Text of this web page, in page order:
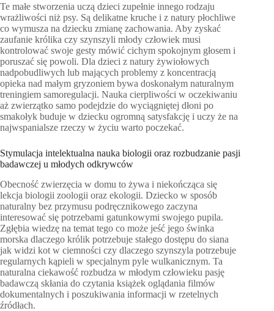
Te małe stworzenia uczą dzieci zupełnie innego rodzaju
wrażliwości niż psy. Są delikatne kruche i z natury płochliwe
co wymusza na dziecku zmianę zachowania. Aby zyskać
zaufanie królika czy szynszyli młody człowiek musi
kontrolować swoje gesty mówić cichym spokojnym głosem i
poruszać się powoli. Dla dzieci z natury żywiołowych
nadpobudliwych lub mających problemy z koncentracją
opieka nad małym gryzoniem bywa doskonałym naturalnym
treningiem samoregulacji. Nauka cierpliwości w oczekiwaniu
aż zwierzątko samo podejdzie do wyciągniętej dłoni po
smakołyk buduje w dziecku ogromną satysfakcję i uczy że na
najwspanialsze rzeczy w życiu warto poczekać.
Stymulacja intelektualna nauka biologii oraz rozbudzanie pasji
badawczej u młodych odkrywców
Obecność zwierzęcia w domu to żywa i niekończąca się
lekcja biologii zoologii oraz ekologii. Dziecko w sposób
naturalny bez przymusu podręcznikowego zaczyna
interesować się potrzebami gatunkowymi swojego pupila.
Zgłębia wiedzę na temat tego co może jeść jego świnka
morska dlaczego królik potrzebuje stałego dostępu do siana
jak widzi kot w ciemności czy dlaczego szynszyla potrzebuje
regularnych kąpieli w specjalnym pyle wulkanicznym. Ta
naturalna ciekawość rozbudza w młodym człowieku pasję
badawczą skłania do czytania książek oglądania filmów
dokumentalnych i poszukiwania informacji w rzetelnych
źródłach.